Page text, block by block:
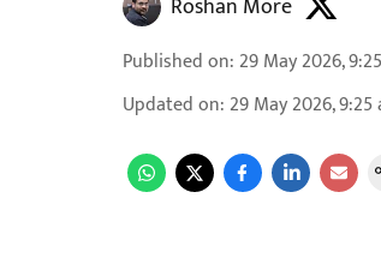
Roshan More
Published on: 29 May 2026,
Updated on: 29 May 2026, 9:25